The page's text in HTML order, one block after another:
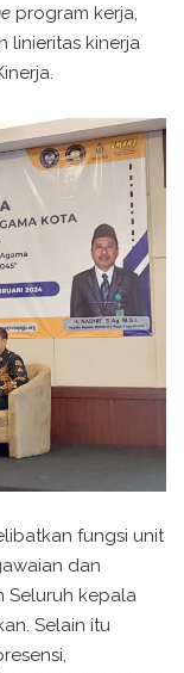
program kerja,
linieritas kinerja
fungsi unit
dan
Seluruh kepala
Selain itu